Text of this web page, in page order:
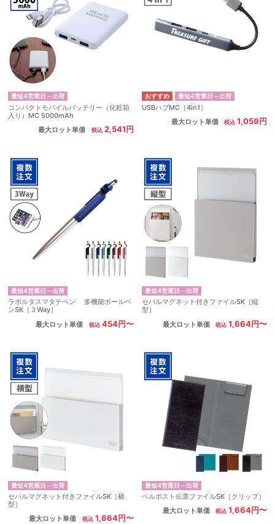
最短4営業日～出荷
コンパクトモバイルバッテリー（化粧箱
入り）MC 5000mAh
最大ロット単価
2,541円
最短4営業日～出荷
USBハブMC［4in1］
最大ロット単価
1,059円
最短4営業日～出荷
ラポルタスマタテペン 多機能ボールペ
ンSK［３Way］
最大ロット単価
454円〜
最短4営業日～出荷
セパルマグネット付きファイルSK［縦
型］
最大ロット単価
1,664円〜
最短4営業日～出荷
セパルマグネット付きファイルSK［横
型］
最大ロット単価
1,664円〜
最短4営業日～出荷
ベルポスト伝票ファイルSK［クリップ］
最大ロット単価
1,664円〜